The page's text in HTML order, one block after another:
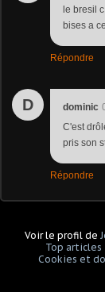
le bresil
bises a
Répondre
D dominic
C'est
pris son
Répondre
Voir le profil de
Top articles
Cookies et